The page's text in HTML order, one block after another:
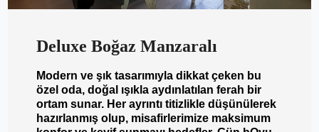
Deluxe Boğaz Manzaralı
Modern ve şık tasarımıyla dikkat çeken bu
özel oda, doğal ışıkla aydınlatılan ferah bir
ortam sunar. Her ayrıntı titizlikle düşünülerek
hazırlanmış olup, misafirlerimize maksimum